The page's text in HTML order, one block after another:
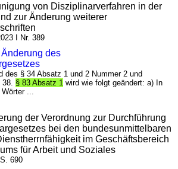
von Disziplinarverfahren in der
zur Änderung weiterer
I Nr. 389
des
des § 34 Absatz 1 und 2 Nummer 2 und
§ 83 Absatz 1 wird wie folgt geändert: a) In
...
der Verordnung zur Durchführung
bei den bundesunmittelbaren
im Geschäftsbereich
für Arbeit und Soziales
690